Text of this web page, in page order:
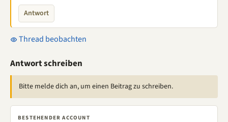
Antwort
Thread beobachten
Antwort schreiben
Bitte melde dich an, um einen Beitrag zu schreiben.
BESTEHENDER ACCOUNT